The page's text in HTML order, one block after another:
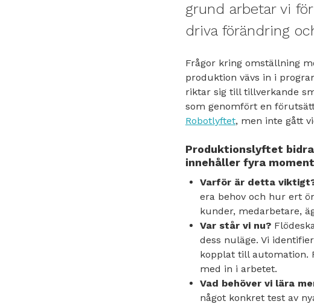
grund arbetar vi
driva förändring
Frågor kring omställning
produktion vävs in i
riktar sig till tillverkande
som genomfört en
Robotlyftet, men inte gått
Produktionslyftet
innehåller fyra
Varför är detta
era behov och hur ert
kunder, medarbetare,
Var står vi nu?
dess nuläge. Vi
kopplat till automation.
med in i arbetet.
Vad behöver vi lära
något konkret test av